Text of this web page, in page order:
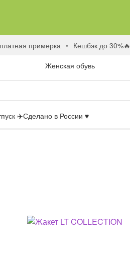
примерка кешбэк до 30%🔥
Женская обувь
✈️Сделано в России ♥️